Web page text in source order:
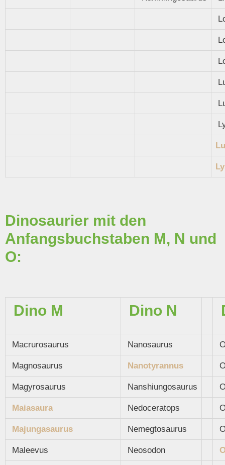
Dinosaurier mit den
Anfangsbuchstaben M, N und
O:
Dino M Dino N
Macrurosaurus Nanosaurus
Magnosaurus Nanotyrannus
Magyrosaurus Nanshiungosaurus
Maiasaura Nedoceratops
Majungasaurus Nemegtosaurus
Maleevus Neosodon